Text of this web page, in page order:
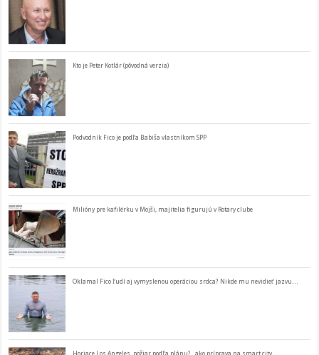
Kto je Peter Kotlár (pôvodná verzia)
Podvodník Fico je podľa Babiša vlastníkom SPP
Milióny pre kafilérku v Mojši, majitelia figurujú v Rotary clube
Oklamal Fico ľudí aj vymyslenou operáciou srdca? Nikde mu nevidieť jazvu…